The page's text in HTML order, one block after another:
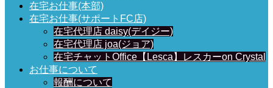
在宅お仕事(本部)
在宅お仕事(サポートFC店)
在宅代理店 daisy(デイジー)
在宅代理店 joa(ジョア)
在宅チャットOffice【Lesca】レスカーon Crystal
お仕事について
報酬について